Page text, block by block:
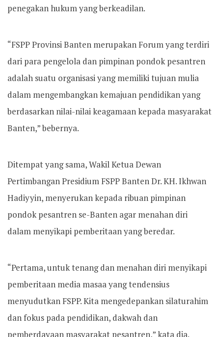
penegakan hukum yang berkeadilan.
“FSPP Provinsi Banten merupakan Forum yang terdiri
dari para pengelola dan pimpinan pondok pesantren
adalah suatu organisasi yang memiliki tujuan mulia
dalam mengembangkan kemajuan pendidikan yang
berdasarkan nilai-nilai keagamaan kepada masyarakat
Banten,” bebernya.
Ditempat yang sama, Wakil Ketua Dewan
Pertimbangan Presidium FSPP Banten Dr. KH. Ikhwan
Hadiyyin, menyerukan kepada ribuan pimpinan
pondok pesantren se-Banten agar menahan diri
dalam menyikapi pemberitaan yang beredar.
“Pertama, untuk tenang dan menahan diri menyikapi
pemberitaan media masaa yang tendensius
menyudutkan FSPP. Kita mengedepankan silaturahim
dan fokus pada pendidikan, dakwah dan
pemberdayaan masyarakat pesantren,” kata dia.